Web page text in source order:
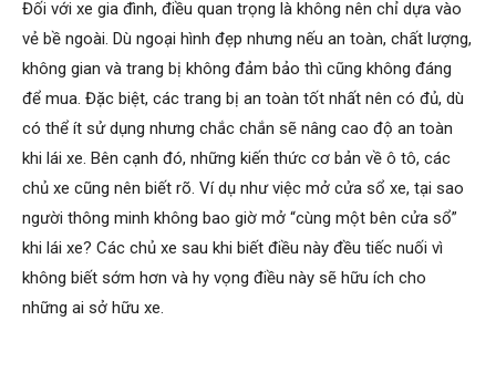
Đối với xe gia đình, điều quan trọng là không nên chỉ dựa vào
vẻ bề ngoài. Dù ngoại hình đẹp nhưng nếu an toàn, chất lượng,
không gian và trang bị không đảm bảo thì cũng không đáng
để mua. Đặc biệt, các trang bị an toàn tốt nhất nên có đủ, dù
có thể ít sử dụng nhưng chắc chắn sẽ nâng cao độ an toàn
khi lái xe. Bên cạnh đó, những kiến thức cơ bản về ô tô, các
chủ xe cũng nên biết rõ. Ví dụ như việc mở cửa sổ xe, tại sao
người thông minh không bao giờ mở “cùng một bên cửa sổ”
khi lái xe? Các chủ xe sau khi biết điều này đều tiếc nuối vì
không biết sớm hơn và hy vọng điều này sẽ hữu ích cho
những ai sở hữu xe.